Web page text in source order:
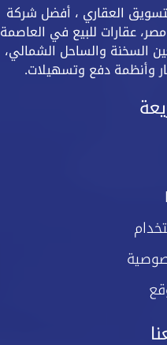
العقاري ، أفضل شركة
عقارات للبيع في العاصمة
السخنة والساحل الشمالي،
وأنظمة دفع وتسهيلات.